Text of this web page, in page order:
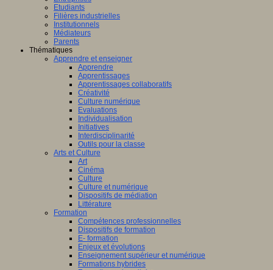
Etudiants
Filières industrielles
Institutionnels
Médiateurs
Parents
Thématiques
Apprendre et enseigner
Apprendre
Apprentissages
Apprentissages collaboratifs
Créativité
Culture numérique
Evaluations
Individualisation
Initiatives
Interdisciplinarité
Outils pour la classe
Arts et Culture
Art
Cinéma
Culture
Culture et numérique
Dispositifs de médiation
Littérature
Formation
Compétences professionnelles
Dispositifs de formation
E- formation
Enjeux et évolutions
Enseignement supérieur et numérique
Formations hybrides